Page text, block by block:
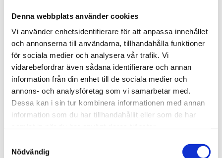
Denna webbplats använder cookies
Vi använder enhetsidentifierare för att anpassa innehållet
och annonserna till användarna, tillhandahålla funktioner
för sociala medier och analysera vår trafik. Vi
vidarebefordrar även sådana identifierare och annan
information från din enhet till de sociala medier och
annons- och analysföretag som vi samarbetar med.
Dessa kan i sin tur kombinera informationen med annan
information som du har tillhandahållit eller som de har
Nödvändig
Tips och inspiration